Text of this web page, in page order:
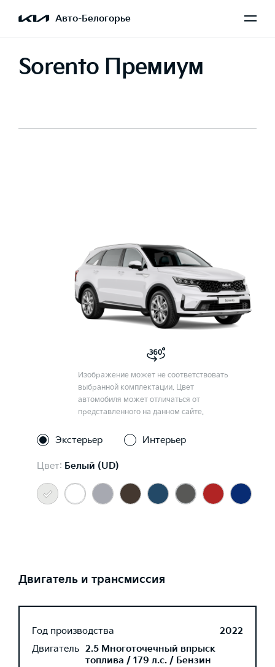
Авто-Белогорье
Sorento Премиум
Изображение может не соответствовать
выбранной комплектации. Цвет
автомобиля может отличаться от
представленного на данном сайте.
Экстерьер Интерьер
Цвет: Белый (UD)
Двигатель и трансмиссия
Год производства
2022
Двигатель 2.5 Многоточечный впрыск
топлива / 179 л.с. / Бензин